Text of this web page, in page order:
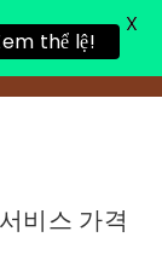
Toggle
비스 가격
thể lệ!
X